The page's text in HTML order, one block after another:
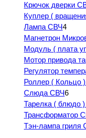
Крючок дверки
Куплер (
Лампа СВЧ4
Магнетрон
Модуль ( плата
Мотор привода
Регулятор
Роллер ( Кольцо
Слюда СВЧ6
Тарелка ( блюдо
Трансформатор
Тэн-лампа гриля